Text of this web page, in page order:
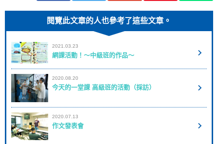
閱覽此文章的人也參考了這些文章。
2021.03.23
網課活動！～中級班的作品～
2020.08.20
今天的一堂課 高級班的活動（採訪）
2020.07.13
作文發表會